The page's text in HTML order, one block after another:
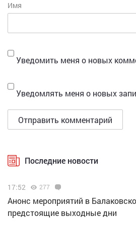
Имя
Уведомить меня о новых
Уведомлять меня о новых
Последние новости
17:52 277
Анонс мероприятий в
предстоящие выходные дни